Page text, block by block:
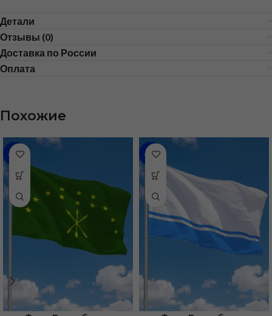
Детали
Отзывы (0)
Доставка по России
Оплата
Похожие
-35% -48%